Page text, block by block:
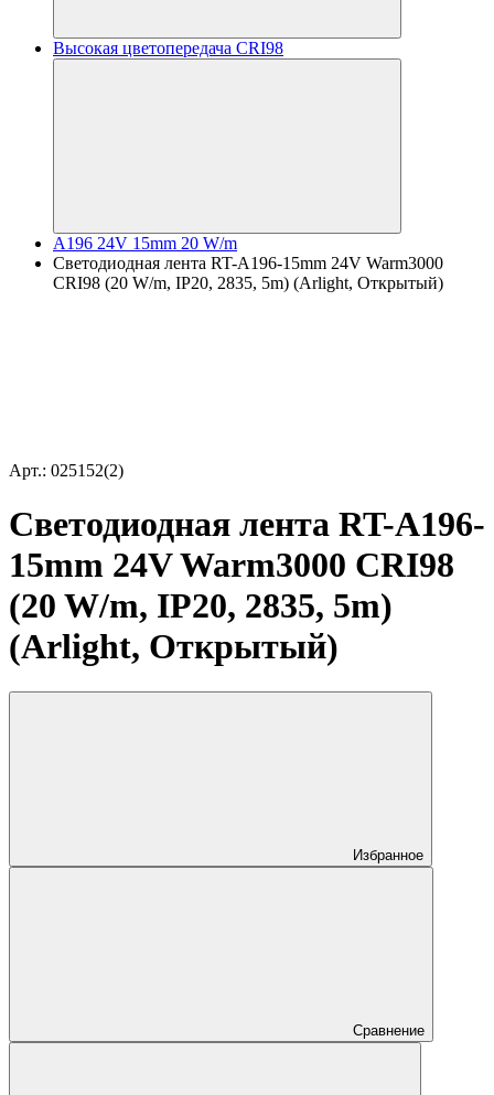
Высокая цветопередача CRI98
A196 24V 15mm 20 W/m
Светодиодная лента RT-A196-15mm 24V Warm3000
CRI98 (20 W/m, IP20, 2835, 5m) (Arlight, Открытый)
Арт.: 025152(2)
Светодиодная лента RT-A196-
15mm 24V Warm3000 CRI98
(20 W/m, IP20, 2835, 5m)
(Arlight, Открытый)
Избранное
Сравнение